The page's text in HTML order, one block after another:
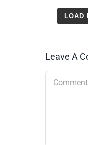
LOAD
Leave A
Comment